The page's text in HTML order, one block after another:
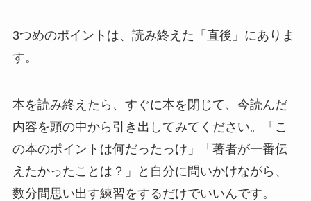
3つめのポイントは、読み終えた「直後」にありま
す。
本を読み終えたら、すぐに本を閉じて、今読んだ
内容を頭の中から引き出してみてください。「こ
の本のポイントは何だったっけ」「著者が一番伝
えたかったことは？」と自分に問いかけながら、
数分間思い出す練習をするだけでいいんです。